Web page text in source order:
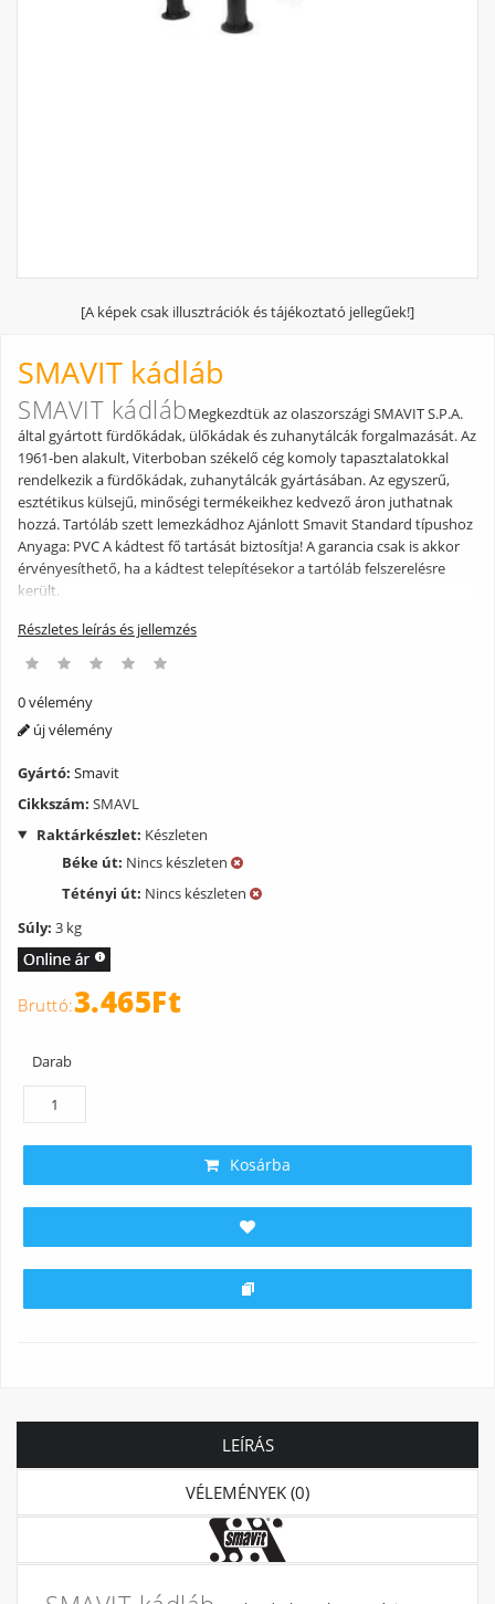
[A képek csak illusztrációk és tájékoztató jellegűek!]
SMAVIT kádláb
SMAVIT kádlábMegkezdtük az olaszországi SMAVIT S.P.A.
által gyártott fürdőkádak, ülőkádak és zuhanytálcák forgalmazását. Az
1961-ben alakult, Viterboban székelő cég komoly tapasztalatokkal
rendelkezik a fürdőkádak, zuhanytálcák gyártásában. Az egyszerű,
esztétikus külsejű, minőségi termékeikhez kedvező áron juthatnak
hozzá. Tartóláb szett lemezkádhoz Ajánlott Smavit Standard típushoz
Anyaga: PVC A kádtest fő tartását biztosítja! A garancia csak is akkor
érvényesíthető, ha a kádtest telepítésekor a tartóláb felszerelésre
került.
Részletes leírás és jellemzés
0 vélemény
új vélemény
Gyártó: Smavit
Cikkszám: SMAVL
Raktárkészlet: Készleten
Béke út: Nincs készleten
Tétényi út: Nincs készleten
Súly: 3 kg
3.465Ft
Darab
Kosárba
LEÍRÁS
VÉLEMÉNYEK (0)